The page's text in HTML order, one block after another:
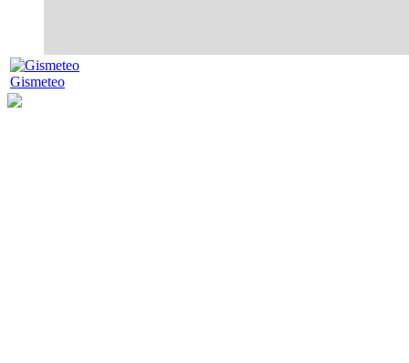
Gismeteo